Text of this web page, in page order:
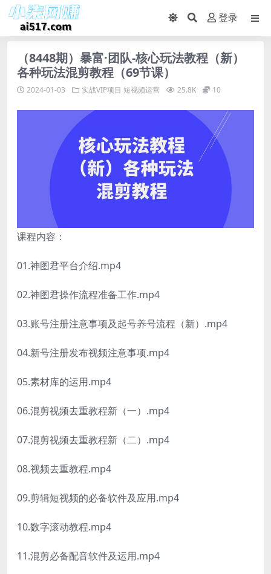
登录
（8448期）暴富·团队-核心玩法教程（新）
各种玩法混剪教程（69节课）
2024-01-03 实战VIP项目 短视频运营 25.8K 10
课程内容：
01.神图君平台介绍.mp4
02.神图君操作流程准备工作.mp4
03.账号注册注意事项及起号养号流程（新）.mp4
04.新号注册发布视频注意事项.mp4
05.素材库的运用.mp4
06.混剪视频去重教程新（一）.mp4
07.混剪视频去重教程新（二）.mp4
08.视频去重教程.mp4
09.剪辑短视频的必备软件及应用.mp4
10.数字滚动教程.mp4
11.混剪必备配音软件及运用.mp4